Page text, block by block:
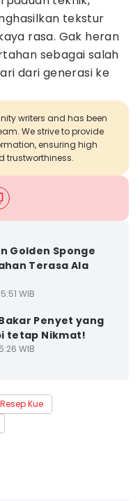
tekstur
rasa. Gak heran
sebagai salah
dari generasi ke
writers and has been
We strive to provide
ensuring high
trustworthiness.
Golden Sponge
Terasa Ala
WIB
Penyet yang
tetap Nikmat!
WIB
Resep Kue